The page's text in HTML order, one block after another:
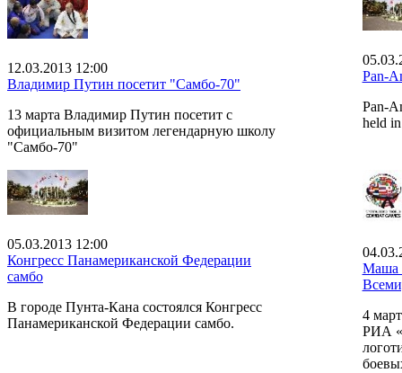
12.03.2013 12:00
Владимир Путин посетит "Самбо-70"
13 марта Владимир Путин посетит с
официальным визитом легендарную школу
"Самбо-70"
Pan-
Pan-
held
05.03.2013 12:00
Конгресс Панамериканской Федерации
самбо
В городе Пунта-Кана состоялся Конгресс
Панамериканской Федерации самбо.
Маша
4
РИА